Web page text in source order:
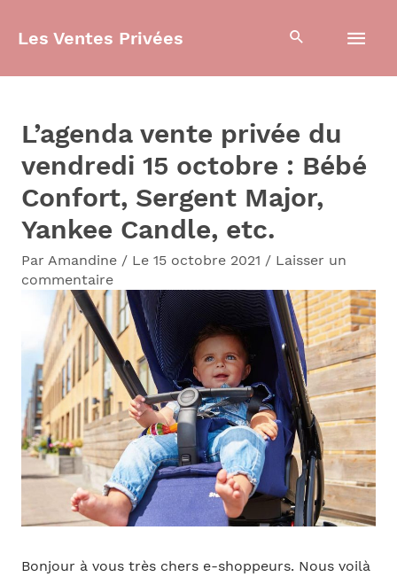
Les Ventes Privées
L’agenda vente privée du
vendredi 15 octobre : Bébé
Confort, Sergent Major,
Yankee Candle, etc.
Par Amandine / Le 15 octobre 2021 / Laisser un
commentaire
Bonjour à vous très chers e-shoppeurs. Nous voilà